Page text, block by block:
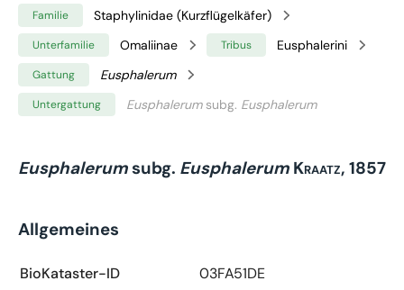
Familie Staphylinidae (Kurzflügelkäfer)
Unterfamilie Omaliinae Tribus Eusphalerini
Gattung Eusphalerum
Untergattung Eusphalerum subg. Eusphalerum
Eusphalerumsubg. Eusphalerum Kraatz, 1857
Allgemeines
BioKataster-ID
03FA51DE